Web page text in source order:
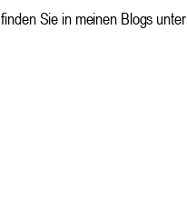
finden Sie in meinen Blogs